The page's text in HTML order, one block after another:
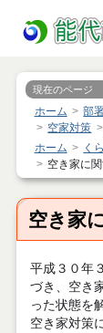
現在のページ
ホーム 部
空家対策
ホーム
く
空き家に
空き家
平成３０年
づき、空き
った状態を
空き家対策